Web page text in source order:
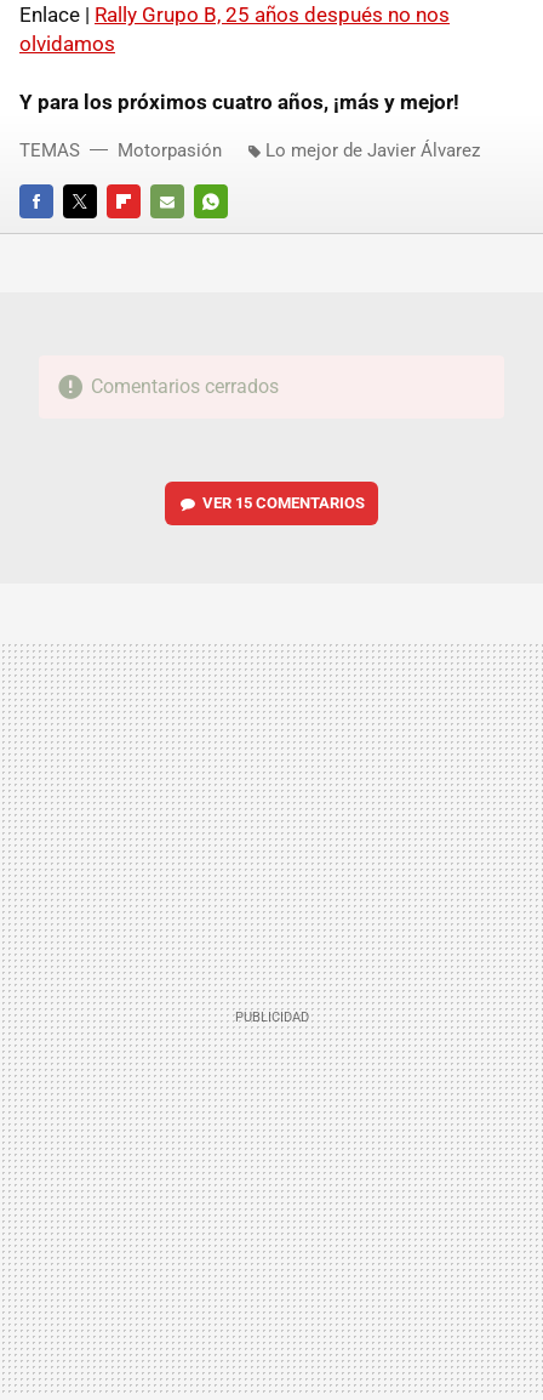
Enlace | Rally Grupo B, 25 años después no nos
olvidamos
Y para los próximos cuatro años, ¡más y mejor!
FACEBOOKTWITTERFLIPBOARD
E-
WHATSAPP
TEMAS Motorpasión Lo mejor de Javier Álvarez
Comentarios cerrados
VER 15 COMENTARIOS